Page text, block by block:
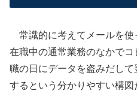
常識的に考えてメールを使
在職中の通常業務のなかで
職の日にデータを盗みだし
するという分かりやすい構図